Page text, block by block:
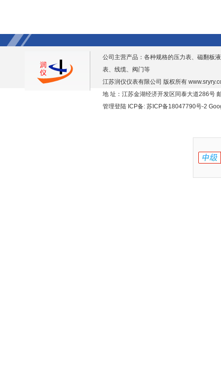
公司主营产品：各种规格的压力表、磁翻板
表、线缆、阀门等
江苏润仪仪表有限公司 版权所有
地 址：江苏金湖经济开发区同泰大道286号
管理登陆 ICP备: 苏ICP备18047790号-2